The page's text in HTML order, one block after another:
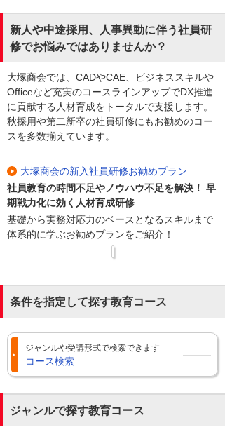
新人や中途採用、人事異動に伴う社員研
修でお悩みではありませんか？
大塚商会では、CADやCAE、ビジネススキルや
Officeなど充実のコースラインアップでDX推進
に貢献する人材育成をトータルで支援します。
秋採用や第二新卒の社員研修にもお勧めのコー
スを多数揃えています。
大塚商会の新入社員研修お勧めプラン
社員教育の時間不足やノウハウ不足を解決！ 早
期戦力化に効く人材育成研修
基礎から実務対応力のベースとなるスキルまで
体系的に学ぶお勧めプランをご紹介！
条件を指定して探す教育コース
ジャンルや受講形式で検索できます
コース検索
ジャンルで探す教育コース